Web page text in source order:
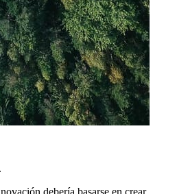
debería basarse en crear